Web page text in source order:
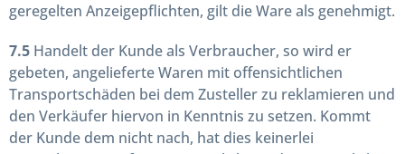
geregelten Anzeigepflichten, gilt die Ware als genehmigt.
7.5 Handelt der Kunde als Verbraucher, so wird er
gebeten, angelieferte Waren mit offensichtlichen
Transportschäden bei dem Zusteller zu reklamieren und
den Verkäufer hiervon in Kenntnis zu setzen. Kommt
der Kunde dem nicht nach, hat dies keinerlei